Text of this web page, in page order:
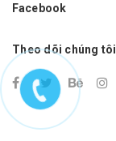
Facebook
Theo dõi chúng tôi